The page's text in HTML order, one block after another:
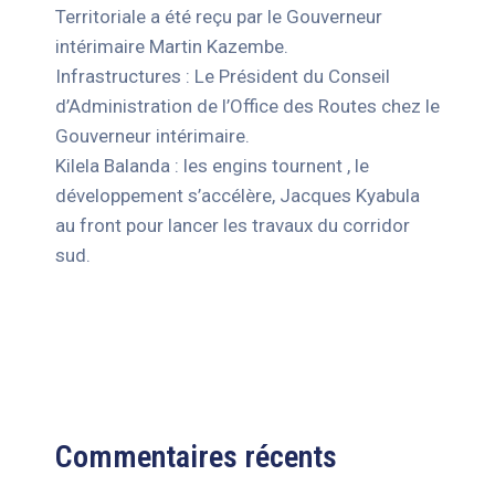
Territoriale a été reçu par le Gouverneur
intérimaire Martin Kazembe.
Infrastructures : Le Président du Conseil
d’Administration de l’Office des Routes chez le
Gouverneur intérimaire.
Kilela Balanda : les engins tournent , le
développement s’accélère, Jacques Kyabula
au front pour lancer les travaux du corridor
sud.
Commentaires récents